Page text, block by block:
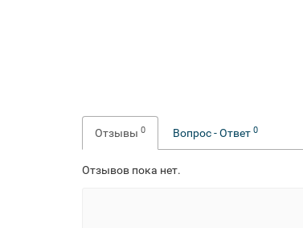
Отзывы 0 Вопрос - Ответ 0
Отзывов пока нет.